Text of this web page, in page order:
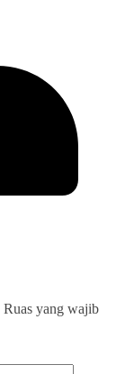
Ruas yang wajib